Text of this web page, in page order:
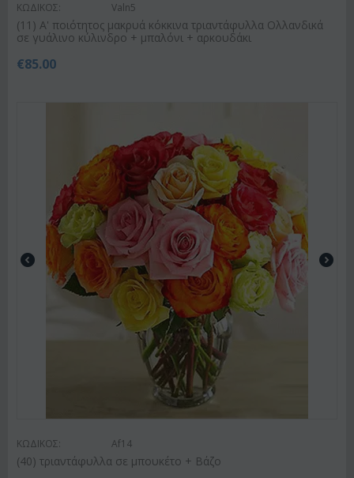
ΚΩΔΙΚΟΣ: Valn5
(11) A' ποιότητος μακρυά κόκκινα τριαντάφυλλα Ολλανδικά
σε γυάλινο κύλινδρο + μπαλόνι + αρκουδάκι
€85.00
ΚΩΔΙΚΟΣ: Af14
(40) τριαντάφυλλα σε μπουκέτο + Βάζο